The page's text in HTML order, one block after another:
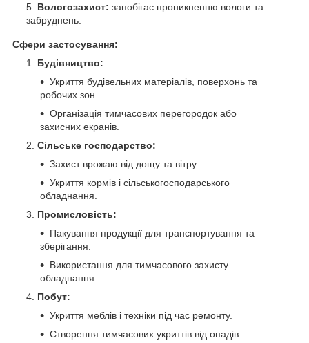
Вологозахист: запобігає проникненню вологи та
забруднень.
Сфери застосування:
Будівництво:
Укриття будівельних матеріалів, поверхонь та
робочих зон.
Організація тимчасових перегородок або
захисних екранів.
Сільське господарство:
Захист врожаю від дощу та вітру.
Укриття кормів і сільськогосподарського
обладнання.
Промисловість:
Пакування продукції для транспортування та
зберігання.
Використання для тимчасового захисту
обладнання.
Побут:
Укриття меблів і техніки під час ремонту.
Створення тимчасових укриттів від опадів.